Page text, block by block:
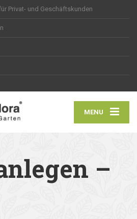
Privat- und Geschäftskunden
MENU
–